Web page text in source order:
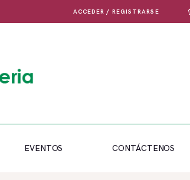
ACCEDER / REGISTRARSE
EVENTOS CONTÁCTENOS